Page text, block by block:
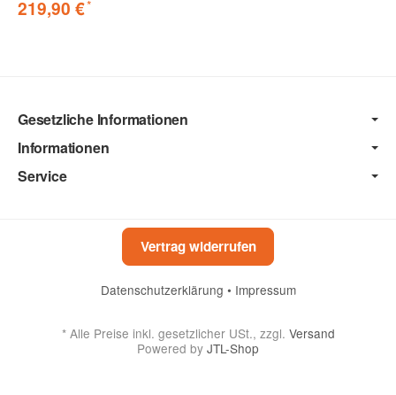
219,90 €*
Gesetzliche Informationen
Informationen
Service
Vertrag widerrufen
Datenschutzerklärung • Impressum
*Alle Preise inkl. gesetzlicher USt., zzgl. Versand
Powered by JTL-Shop